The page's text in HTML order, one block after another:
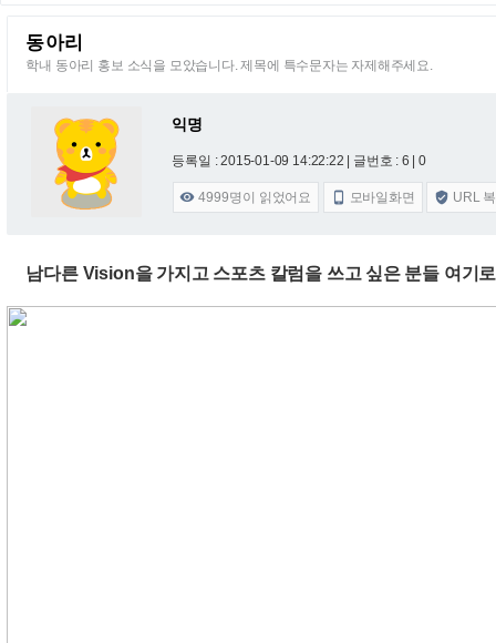
동아리
학내 동아리 홍보 소식을 모았습니다. 제목에 특수문자는 자제해주세요.
익명
등록일 : 2015-01-09 14:22:22 | 글번호 : 6 | 0
 4999명이 읽었어요  모바일화면  URL
남다른 Vision을 가지고 스포츠 칼럼을 쓰고 싶은 분들 여기